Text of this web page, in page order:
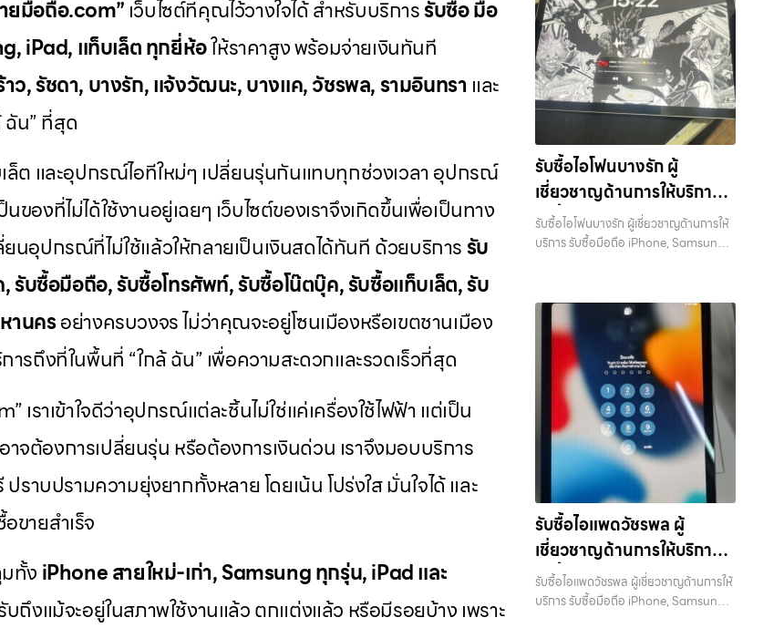
ยมือถือ.com” เว็บไซต์ที่คุณไว้วางใจได้ สำหรับบริการรับซื้อ มือ
iPad, แท็บเล็ต ทุกยี่ห้อให้ราคาสูง พร้อมจ่ายเงินทันที
ว, รัชดา, บางรัก, แจ้งวัฒนะ, บางแค, วัชรพล, รามอินทรา และ
ฉัน” ที่สุด
ล็ต และอุปกรณ์ไอทีใหม่ๆ เปลี่ยนรุ่นกันแทบทุกช่วงเวลา อุปกรณ์
องที่ไม่ได้ใช้งานอยู่เฉยๆ เว็บไซต์ของเราจึงเกิดขึ้นเพื่อเป็นทาง
นอุปกรณ์ที่ไม่ใช้แล้วให้กลายเป็นเงินสดได้ทันที ด้วยบริการรับ
รับซื้อมือถือ, รับซื้อโทรศัพท์, รับซื้อโน๊ตบุ๊ค, รับซื้อแท็บเล็ต, รับ
านครอย่างครบวงจร ไม่ว่าคุณจะอยู่โซนเมืองหรือเขตชานเมือง
ารถึงที่ในพื้นที่ “ใกล้ ฉัน” เพื่อความสะดวกและรวดเร็วที่สุด
เราเข้าใจดีว่าอุปกรณ์แต่ละชิ้นไม่ใช่แค่เครื่องใช้ไฟฟ้า แต่เป็น
ต้องการเปลี่ยนรุ่น หรือต้องการเงินด่วน เราจึงมอบบริการ
ราบปรามความยุ่งยากทั้งหลาย โดยเน้น โปร่งใส มั่นใจได้ และ
ขายสำเร็จ
ทั้ง iPhone สายใหม่-เก่า, Samsung ทุกรุ่น, iPad และ
บถึงแม้จะอยู่ในสภาพใช้งานแล้ว ตกแต่งแล้ว หรือมีรอยบ้าง เพราะ
และจ่ายเงินทันทีเมื่อตกลงซื้อขายสำเร็จ
บริการของเราครอบคลุมทั้ง iPhone สาย
ใหม่-เก่า, Samsung ทุกรุ่น, iPad และ
แท็บเล็ตทุกแบรนด์ เรารับถึงแม้จะอยู่ใน
สภาพใช้งานแล้ว ตกแต่งแล้ว หรือมีรอย
บ้าง เพราะมูลค่าของเครื่องไม่ได้ขึ้นอยู่แค่
ยี่ห้อ แต่ขึ้นอยู่กับสภาพจริง ความครบชุด
และความสะดวกในการขายของคุณ เราจึง
ตั้งใจให้บริการในเขต ลาดพร้าว, รัชดา,
บางรัก, แจ้งวัฒนะ, บางแค, วัชรพล,
รามอินทรา, บางนา, บางพลี, เกษตรนวมิ
นทร์, เสนานิคม, วังหิน อย่างเต็มที่ ไม่ว่าคุณ
จะค้นหาคำว่า “รับซื้อมือถือใกล้ฉัน”, “รับซื้อ
นี่คือคำตอบ เพราะบริการของเรามุ่งตรงให้
คุณได้รับราคาและความสะดวกสบายที่
เหนือกว่า เลือกเราแล้วคุณจะได้บริการที่คุณ
ไว้วางใจ พร้อมทีมงานที่พร้อมอำนวยความ
สะดวก นัดรับถึงที่ ตรวจสภาพอย่างมือ
อาชีพ และจ่ายเงินทันที ทั้งหมดนี้เพื่อให้การ
ขายอุปกรณ์ของคุณเป็นเรื่องง่ายขึ้น ดีกว่า
รวดเร็วกว่า และคุ้มค่ากว่า ทำไมต้องเลือก
เรา ผู้เชี่ยวชาญด้านการให้บริการ รับซื้อมือ
ถือ iPhone, Samsung, ไอแพด แท็บเล็ต
ทุกยี่ห้อ ในราคาสูง พร้อมจ่ายเงินทันที โดย
เน้นบริการในพื้นที่ ลาดพร้าว, รัชดา, บางรัก,
แจ้งวัฒนะ, บางแค, วัชรพล, รามอินทรา,
รวมถึง บางนา, บางพลี, เกษตรนวมินทร์,
เสนานิคม, วังหินไม่ว่าคุณจะต้องการ รับซื้อ
โทรศัพท์, รับซื้อแมคบุค, รับซื้อโน๊ตบุ๊ค, รับ
กรุงเทพฯ ใกล้ “ใกล้ ฉัน” ที่สุด ในยุคที่สมา
ร์ทโฟน แท็บเล็ต และอุปกรณ์ไอทีใหม่ๆ
เปลี่ยนรุ่นกันแทบทุกช่วงเวลา อุปกรณ์ที่
คุณใช้แล้วอาจกลายเป็นของที่ไม่ได้ใช้งาน
อยู่เฉยๆ เว็บไซต์ของเราจึงเกิดขึ้นเพื่อเป็น
ทางเลือกให้คุณสามารถเปลี่ยนอุปกรณ์ที่ไม่
ใช้แล้วให้กลายเป็นเงินสดได้ทันที ด้วย
บริการ รับซื้อไอโฟน, รับซื้อไอแพด, รับซื้อ
มือถือ, รับซื้อโทรศัพท์, รับซื้อโน๊ตบุ๊ค, รับซื้อ
แท็บเล็ต, รับซื้อสินค้าไอทีกรุงเทพมหานคร
อย่างครบวงจร ไม่ว่าคุณจะอยู่โซนเมือง
หรือเขตชานเมือง เรามีทีมงานพร้อมให้
บริการถึงที่ในพื้นที่ “ใกล้ ฉัน” เพื่อความ
สะดวกและรวดเร็วที่สุด ที่ “รับซื้อขายมือ
มูลค่า คุณอาจต้องการเปลี่ยนรุ่น หรือ
ต้องการเงินด่วน เราจึงมอบบริการประเมิน
สภาพเครื่อง ฟรี ปราบปรามความยุ่งยาก
ทั้งหลาย โดยเน้น โปร่งใส มั่นใจได้ และจ่าย
เงินทันทีเมื่อตกลงซื้อขายสำเร็จ บริการของ
เราครอบคลุมทั้ง iPhone สายใหม่-เก่า,
Samsung ทุกรุ่น, iPad และแท็บเล็ตทุก
แบรนด์ เรารับถึงแม้จะอยู่ในสภาพใช้งาน
แล้ว ตกแต่งแล้ว หรือมีรอยบ้าง เพราะมูลค่า
ของเครื่องไม่ได้ขึ้นอยู่แค่ยี่ห้อ แต่ขึ้นอยู่กับ
สภาพจริง ความครบชุด และความสะดวกใน
การขายของคุณ เราจึงตั้งใจให้บริการในเขต
ลาดพร้าว, รัชดา, บางรัก, แจ้งวัฒนะ,
บางแค, วัชรพล, รามอินทรา, บางนา,
บางพลี, เกษตรนวมินทร์, เสนานิคม, วังหิน
อย่างเต็มที่ ไม่ว่าคุณจะค้นหาคำว่า “รับซื้อ
รามอินทรา รับซื้อโทรศัพท์เสนานิคม — เรา
มีบริการ รับซื้อแมคบุค,รับซื้อโน๊ตบุ๊ค,รับซื้อ
ไอโฟน, รับซื้อไอแพด, รับซื้อมือถือ หรือ รับ
ซื้อแท็บเล็ต บริการครอบคลุมทั่วกรุงเทพ
และพื้นที่ใกล้เคียง รับซื้อโทรศัพท์เสนานิคม
เรามีบริการ รับซื้อแมคบุค,รับซื้อโน๊ตบุ๊ค,รับ
ซื้อไอโฟน, รับซื้อไอแพด, รับซื้อมือถือ หรือ
รับซื้อแท็บเล็ต บริการครอบคลุมทั่ว
กรุงเทพ… รับซื้อโทรศัพท์เสนานิคม รับซื้อ
Samsung และมือถือ Android ทุกยี่ห้อ
ไม่ว่าจะรุ่นใหม่หรือรุ่นเก่า ประสบการณ์
เหนือระดับกับการ รับซื้อไอโฟน, รับซื้อไอ
แพด, รับซื้อมือถือ ยินดีต้อนรับสู่ “รับซื้อ
Samsung, iPad, แท็บเล็ต ทุกยี่ห้อ ให้
ราคาสูง พร้อมจ่ายเงินทันที ครอบคลุมพื้นที่
ลาดพร้าว, รัชดา, บางรัก, แจ้งวัฒนะ,
บางแค, วัชรพล, รามอินทรา และเขต
กรุงเทพฯ ใกล้ “ใกล้ ฉัน” ที่สุด ในยุคที่สมา
ร์ทโฟน แท็บเล็ต และอุปกรณ์ไอทีใหม่ๆ
เปลี่ยนรุ่นกันแทบทุกช่วงเวลา อุปกรณ์ที่
คุณใช้แล้วอาจกลายเป็นของที่ไม่ได้ใช้งาน
อยู่เฉยๆ เว็บไซต์ของเราจึงเกิดขึ้นเพื่อเป็น
ทางเลือกให้คุณสามารถเปลี่ยนอุปกรณ์ที่ไม่
ใช้แล้วให้กลายเป็นเงินสดได้ทันที ด้วย
บริการ รับซื้อไอโฟน, รับซื้อไอแพด, รับซื้อ
มือถือ, รับซื้อโทรศัพท์, รับซื้อโน๊ตบุ๊ค, รับซื้อ
แท็บเล็ต, รับซื้อสินค้าไอทีกรุงเทพมหานคร
อย่างครบวงจร ไม่ว่าคุณจะอยู่โซนเมือง
หรือเขตชานเมือง เรามีทีมงานพร้อมให้
บริการถึงที่ในพื้นที่ “ใกล้ ฉัน” เพื่อความ
รับซื้อไอโฟนบางรัก ผู้
เชี่ยวชาญด้านการให้บริการ
รับซื้อมือถือ iPhone,
Samsung, ไอแพด แท็บเล็ต
รับซื้อไอโฟนบางรัก ผู้เชี่ยวชาญด้านการให้
บริการ รับซื้อมือถือ iPhone, Samsung,
อุปกรณ์ iPhone, Samsung, iPad,
แท็บเล็ต ทุกยี่ห้อ พร้อมให้บริการในพื้นที่
ลาดพร้าว รัชดา บางรัก แจ้งวัฒนะ บางแค
วัชรพล รามอินทรา รับซื้อไอโฟนบางรัก —
ผู้เชี่ยวชาญด้านการให้บริการ รับซื้อมือถือ
iPhone, Samsung, ไอแพด แท็บเล็ตทุก
ยี่ห้อ ในราคาสูง พร้อมจ่ายเงินทันที รับซื้อ
ไอโฟนบางรัก ผู้เชี่ยวชาญด้านการให้บริการ
รับซื้อมือถือ iPhone, Samsung, ไอแพด
แท็บเล็ตทุกยี่ห้อ ในราคาสูง พร้อมจ่ายเงิน
ทันที บริการถึงพื้นที่… รับซื้อไอโฟนบางรัก
บริการถึงพื้นที่ เขตลาดพร้าว, รัชดา,
บางรัก, แจ้งวัฒนะ, บางแค, วัชรพล,
รามอินทรา — นัดรับสะดวกทุกเขต
ประสบการณ์เหนือระดับกับการ รับซื้อไอ
โฟน, รับซื้อไอแพด, รับซื้อมือถือ ยินดี
ต้อนรับสู่ “รับซื้อขายมือถือ.com” เว็บไซต์
รับซื้อไอแพดวัชรพล ผู้
เชี่ยวชาญด้านการให้บริการ
รับซื้อมือถือ iPhone,
Samsung, ไอแพด แท็บเล็ต
รับซื้อไอแพดวัชรพล ผู้เชี่ยวชาญด้านการให้
บริการ รับซื้อมือถือ iPhone, Samsung,